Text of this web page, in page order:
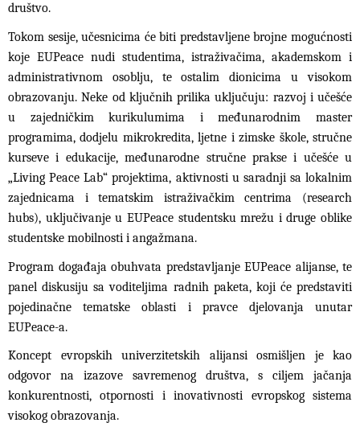
društvo.
Tokom sesije, učesnicima će biti predstavljene brojne mogućnosti
koje EUPeace nudi studentima, istraživačima, akademskom i
administrativnom osoblju, te ostalim dionicima u visokom
obrazovanju. Neke od ključnih prilika uključuju: razvoj i učešće
u zajedničkim kurikulumima i međunarodnim master
programima, dodjelu mikrokredita, ljetne i zimske škole, stručne
kurseve i edukacije, međunarodne stručne prakse i učešće u
„Living Peace Lab“ projektima, aktivnosti u saradnji sa lokalnim
zajednicama i tematskim istraživačkim centrima (research
hubs), uključivanje u EUPeace studentsku mrežu i druge oblike
studentske mobilnosti i angažmana.
Program događaja obuhvata predstavljanje EUPeace alijanse, te
panel diskusiju sa voditeljima radnih paketa, koji će predstaviti
pojedinačne tematske oblasti i pravce djelovanja unutar
EUPeace-a.
Koncept evropskih univerzitetskih alijansi osmišljen je kao
odgovor na izazove savremenog društva, s ciljem jačanja
konkurentnosti, otpornosti i inovativnosti evropskog sistema
visokog obrazovanja.